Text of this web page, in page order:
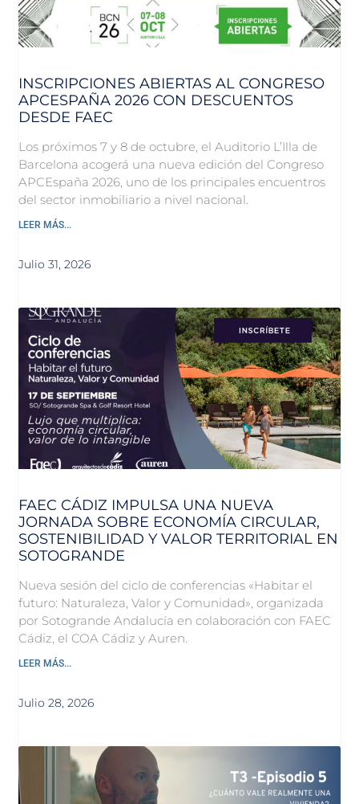
INSCRIPCIONES ABIERTAS AL CONGRESO
APCESPAÑA 2026 CON DESCUENTOS
DESDE FAEC
Los próximos 7 y 8 de octubre, el Auditorio L’Illa de
Barcelona acogerá una nueva edición del Congreso
APCEspaña 2026, uno de los principales encuentros
del sector inmobiliario a nivel nacional.
LEER MÁS...
Julio 31, 2026
FAEC CÁDIZ IMPULSA UNA NUEVA
JORNADA SOBRE ECONOMÍA CIRCULAR,
SOSTENIBILIDAD Y VALOR TERRITORIAL EN
SOTOGRANDE
Nueva sesión del ciclo de conferencias «Habitar el
futuro: Naturaleza, Valor y Comunidad», organizada
por Sotogrande Andalucía en colaboración con FAEC
Cádiz, el COA Cádiz y Auren.
LEER MÁS...
Julio 28, 2026